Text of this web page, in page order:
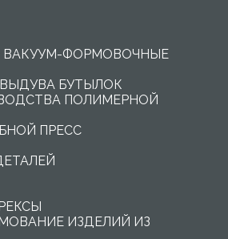
ВАКУУМ-ФОРМОВОЧНЫЕ
БУТЫЛОК
ПОЛИМЕРНОЙ
ПРЕСС
ИЗДЕЛИЙ ИЗ